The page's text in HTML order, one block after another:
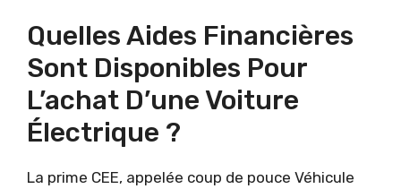
Quelles Aides Financières
Sont Disponibles Pour
L’achat D’une Voiture
Électrique ?
La prime CEE, appelée coup de pouce Véhicule